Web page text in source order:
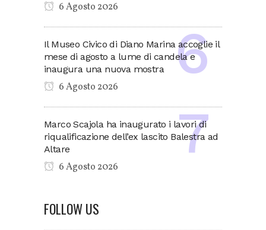
6 Agosto 2026
Il Museo Civico di Diano Marina accoglie il
mese di agosto a lume di candela e
inaugura una nuova mostra
6 Agosto 2026
Marco Scajola ha inaugurato i lavori di
riqualificazione dell’ex lascito Balestra ad
Altare
6 Agosto 2026
FOLLOW US